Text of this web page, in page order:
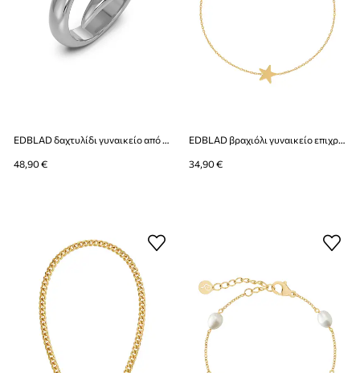
EDBLAD δαχτυλίδι γυναικείο από ανοξείδωτο ατσάλι Spire
48,90 €
EDBLAD βραχιόλι γυναικείο επιχρυσωμένο Sirius
34,90 €